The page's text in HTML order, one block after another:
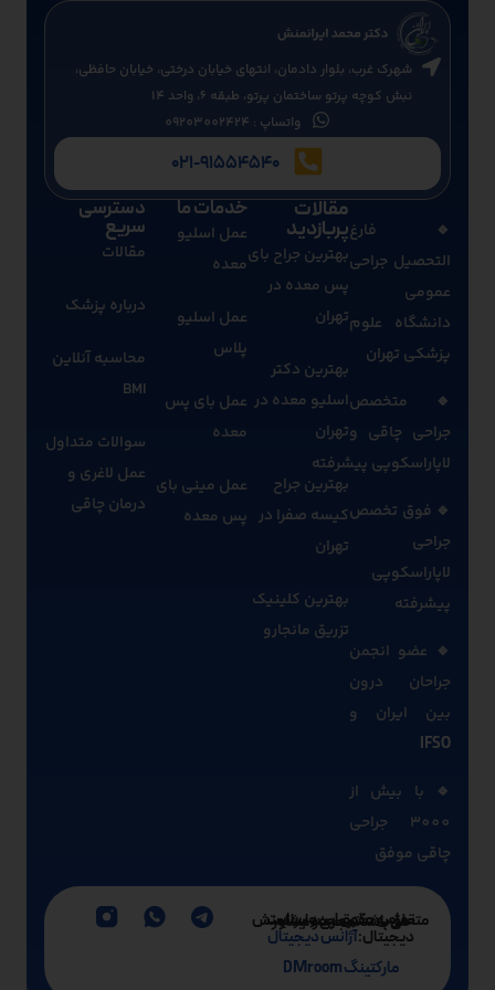
شهرک غرب، بلوار دادمان، انتهای خیابان درختی، خیابان حافظی،
نبش کوچه پرتو ساختمان پرتو، طبقه 6، واحد 14
واتساپ : 09203002424
021-91554540
🔹 فارغ‌
التحصیل جراحی
عمومی
دانشگاه علوم
پزشکی تهران
🔹 متخصص
جراحی چاقی و
لاپاراسکوپی پیشرفته
🔹 فوق تخصص
جراحی
لاپاراسکوپی
پیشرفته
🔹 عضو انجمن
جراحان درون
بین ایران و
IFSO
🔹 با بیش از
3000 جراحی
چاقی موفق
مقالات
پربازدید
بهترین جراح بای
پس معده در
تهران
بهترین دکتر
اسلیو معده در
تهران
بهترین جراح
کیسه صفرا در
تهران
بهترین کلینیک
تزریق مانجارو
خدمات ما
عمل اسلیو
معده
عمل اسلیو
پلاس
عمل بای پس
معده
عمل مینی بای
پس معده
دسترسی
سریع
مقالات
درباره پزشک
محاسبه آنلاین
BMI
سوالات متداول
عمل لاغری و
درمان چاقی
تمامی حقوق این وبسایت متعلق به دکتر محمد ایرانمنش می‌باشد. مجری و مشاور
دیجیتال:آژانس دیجیتال
مارکتینگ DMroom